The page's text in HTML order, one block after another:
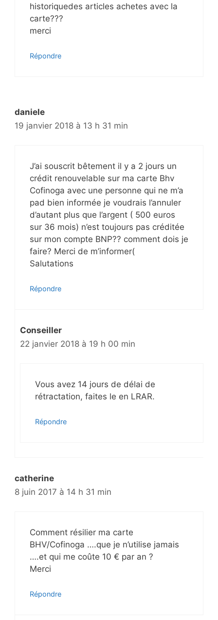
historiquedes articles achetes avec la
carte???
merci
Répondre
daniele
19 janvier 2018 à 13 h 31 min
J’ai souscrit bêtement il y a 2 jours un
crédit renouvelable sur ma carte Bhv
Cofinoga avec une personne qui ne m’a
pad bien informée je voudrais l’annuler
d’autant plus que l’argent ( 500 euros
sur 36 mois) n’est toujours pas créditée
sur mon compte BNP?? comment dois je
faire? Merci de m’informer(
Salutations
Répondre
Conseiller
22 janvier 2018 à 19 h 00 min
Vous avez 14 jours de délai de
rétractation, faites le en LRAR.
Répondre
catherine
8 juin 2017 à 14 h 31 min
Comment résilier ma carte
BHV/Cofinoga ….que je n’utilise jamais
….et qui me coûte 10 € par an ?
Merci
Répondre